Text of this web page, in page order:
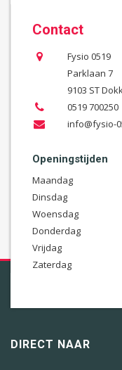
Contact
Fysio 0519
Parklaan 7
9103 ST
0519 700250
info@fysio-
Openingstijden
Maandag
Dinsdag
Woensdag
Donderdag
Vrijdag
Zaterdag
DIRECT NAAR